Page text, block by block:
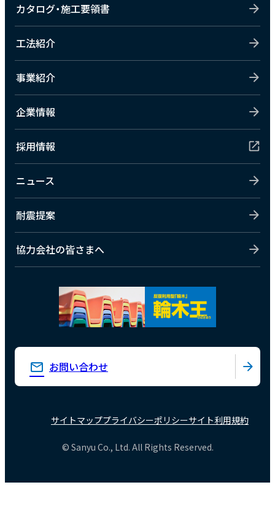
カタログ・施工要領書
工法紹介
事業紹介
企業情報
採用情報
ニュース
耐震提案
協力会社の皆さまへ
お問い合わせ
サイトマッププライバシーポリシーサイト利用規約
© Sanyu Co., Ltd. All Rights Reserved.